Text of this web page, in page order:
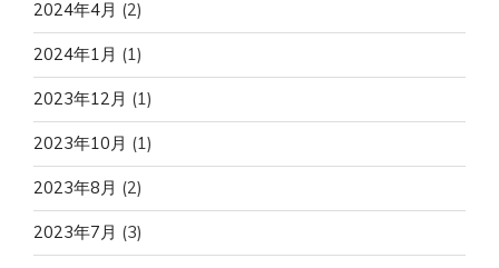
2024年4月 (2)
2024年1月 (1)
2023年12月 (1)
2023年10月 (1)
2023年8月 (2)
2023年7月 (3)